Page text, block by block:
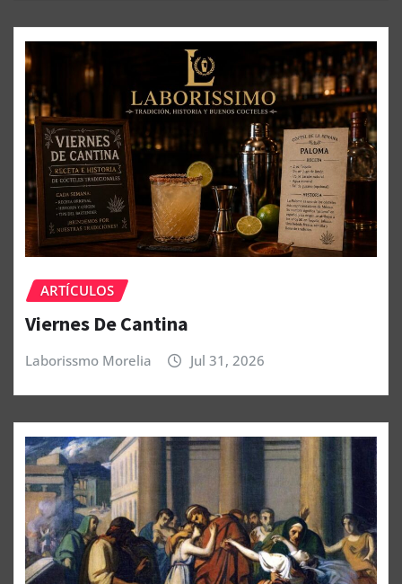
ARTÍCULOS
Viernes De Cantina
Laborissmo Morelia Jul 31, 2026